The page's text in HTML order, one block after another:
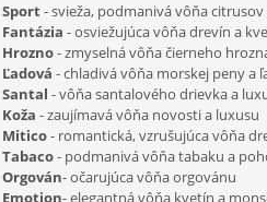
Sport- svieža, podmanivá vôňa
Fantázia - osviežujúca vôňa drevín a
Hrozno- zmyselná vôňa čierneho
Ľadová - chladivá vôňa morskej peny a
Santal - vôňa santalového drievka a
Koža - zaujímavá vôňa novosti a luxusu
Mitico- romantická, vzrušujúca vôňa
Tabaco- podmanivá vôňa tabaku a
Orgován- očarujúca vôňa orgovánu
Emotion-elegantná vôňa kvetín a